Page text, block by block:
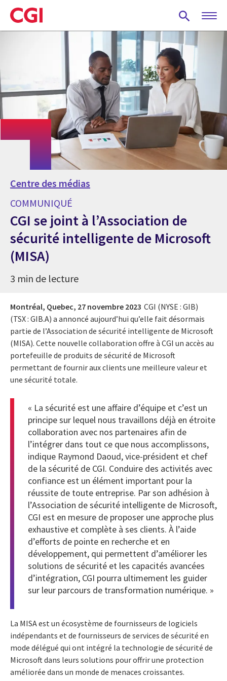
Skip
to
main
Centre des médias
COMMUNIQUÉ
CGI se joint à l’Association de
sécurité intelligente de Microsoft
(MISA)
3 min de lecture
Montréal, Quebec, 27 novembre 2023 CGI (NYSE : GIB)
(TSX : GIB.A) a annoncé aujourd’hui qu’elle fait désormais
partie de l’Association de sécurité intelligente de Microsoft
(MISA). Cette nouvelle collaboration offre à CGI un accès au
portefeuille de produits de sécurité de Microsoft
permettant de fournir aux clients une meilleure valeur et
une sécurité totale.
« La sécurité est une affaire d’équipe et c’est un
principe sur lequel nous travaillons déjà en étroite
collaboration avec nos partenaires afin de
l’intégrer dans tout ce que nous accomplissons,
indique Raymond Daoud, vice-président et chef
de la sécurité de CGI. Conduire des activités avec
confiance est un élément important pour la
réussite de toute entreprise. Par son adhésion à
l’Association de sécurité intelligente de Microsoft,
CGI est en mesure de proposer une approche plus
exhaustive et complète à ses clients. À l’aide
d’efforts de pointe en recherche et en
développement, qui permettent d’améliorer les
solutions de sécurité et les capacités avancées
d’intégration, CGI pourra ultimement les guider
sur leur parcours de transformation numérique. »
La MISA est un écosystème de fournisseurs de logiciels
indépendants et de fournisseurs de services de sécurité en
mode délégué qui ont intégré la technologie de sécurité de
Microsoft dans leurs solutions pour offrir une protection
améliorée dans un monde de menaces croissantes.